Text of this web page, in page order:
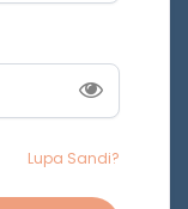
Lupa Sandi?